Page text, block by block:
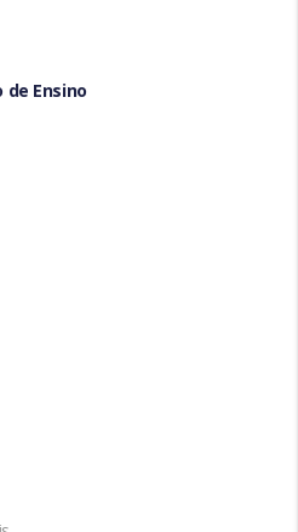
Ensino